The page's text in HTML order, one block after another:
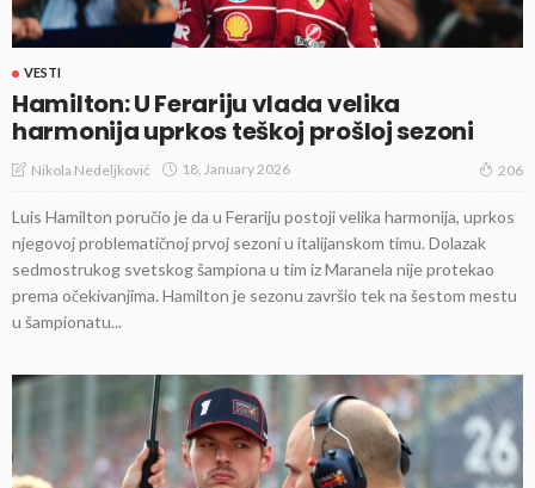
VESTI
Hamilton: U Ferariju vlada velika
harmonija uprkos teškoj prošloj sezoni
Nikola Nedeljković 18, January 2026 206
Luis Hamilton poručio je da u Ferariju postoji velika harmonija, uprkos
njegovoj problematičnoj prvoj sezoni u italijanskom timu. Dolazak
sedmostrukog svetskog šampiona u tim iz Maranela nije protekao
prema očekivanjima. Hamilton je sezonu završio tek na šestom mestu
u šampionatu...